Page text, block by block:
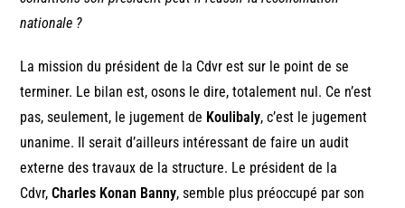
nationale ?
La mission du président de la Cdvr est sur le point de se
terminer. Le bilan est, osons le dire, totalement nul. Ce n’est
pas, seulement, le jugement de Koulibaly, c’est le jugement
unanime. Il serait d’ailleurs intéressant de faire un audit
externe des travaux de la structure. Le président de la
Cdvr,Charles Konan Banny, semble plus préoccupé par son